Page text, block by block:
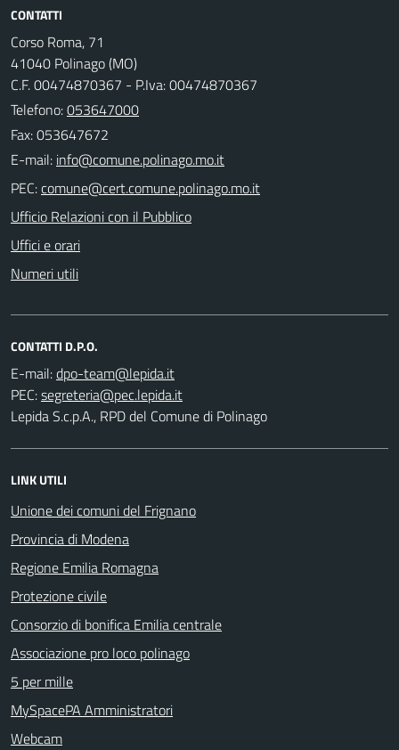
CONTATTI
Corso Roma, 71
41040 Polinago (MO)
C.F. 00474870367 - P.Iva: 00474870367
Telefono:053647000
Fax: 053647672
E-mail:
PEC:
Ufficio Relazioni con il Pubblico
Uffici e orari
Numeri utili
CONTATTI D.P.O.
E-mail:
PEC:
Lepida S.c.p.A., RPD del Comune di Polinago
LINK UTILI
Unione dei comuni del Frignano
Provincia di Modena
Regione Emilia Romagna
Protezione civile
Consorzio di bonifica Emilia centrale
Associazione pro loco polinago
5 per mille
MySpacePA Amministratori
Webcam